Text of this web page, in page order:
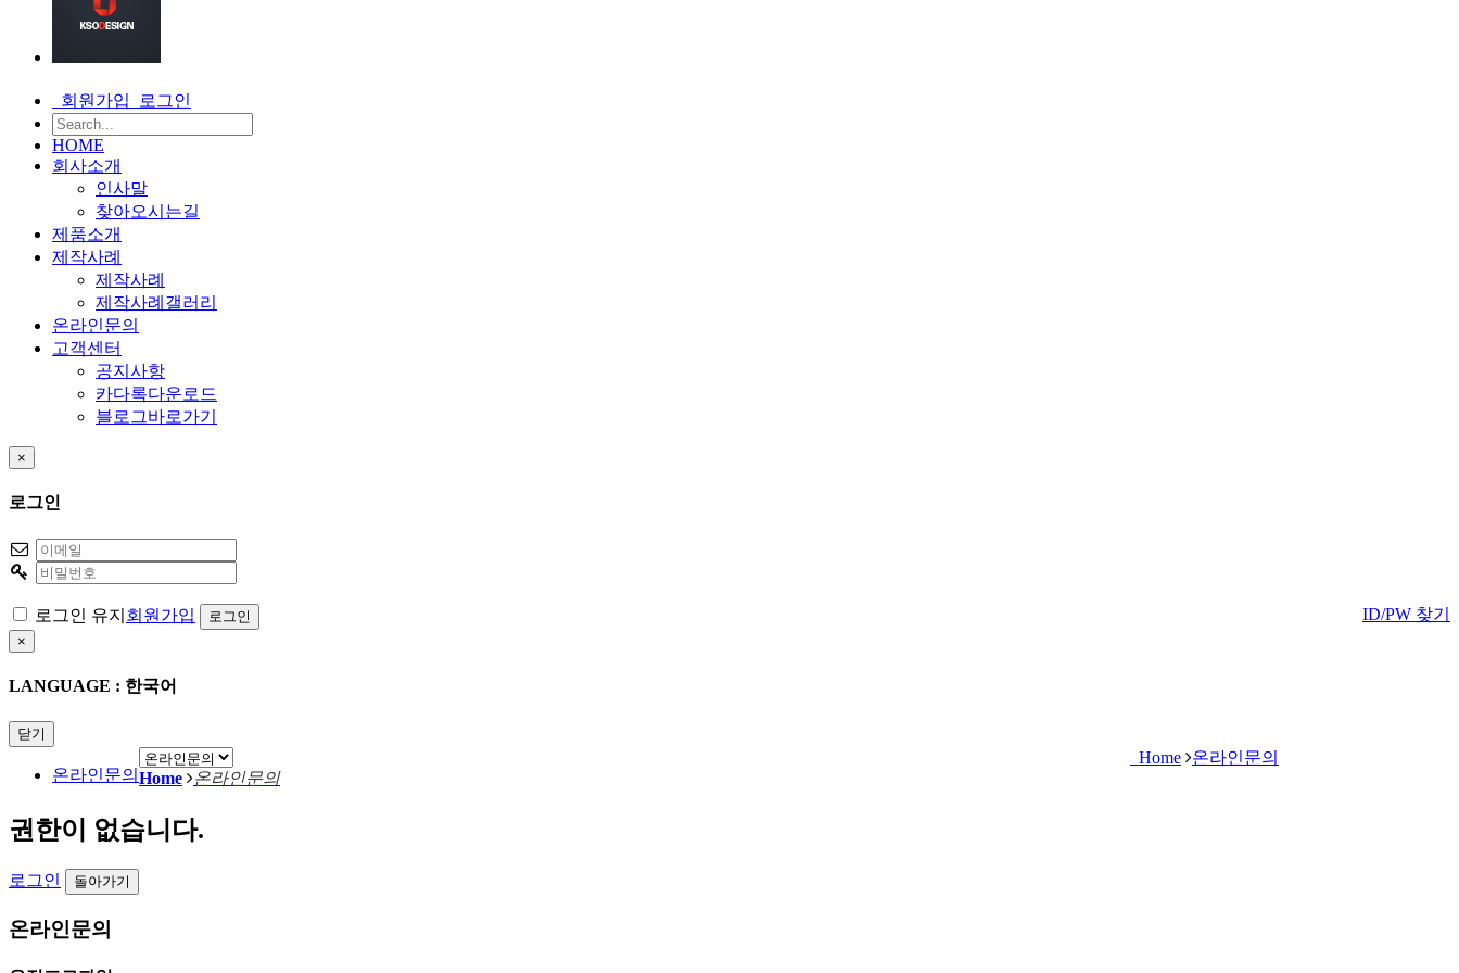
회원가입 로그인
HOME
회사소개
인사말
찾아오시는길
제품소개
제작사례
제작사례
제작사례갤러리
온라인문의
고객센터
공지사항
카다록다운로드
블로그바로가기
×
로그인
로그인 유지 ID/PW 찾기
회원가입
×
LANGUAGE : 한국어
닫기
온라인문의
Home
온라인문의
Home
온라인문의
권한이 없습니다.
로그인 돌아가기
온라인문의